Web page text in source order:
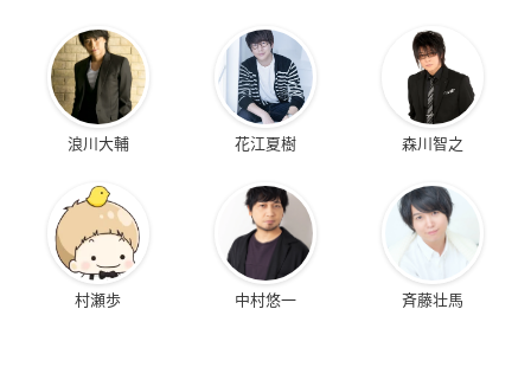
浪川大輔 花江夏樹 森川智之
村瀬歩 中村悠一 斉藤壮馬